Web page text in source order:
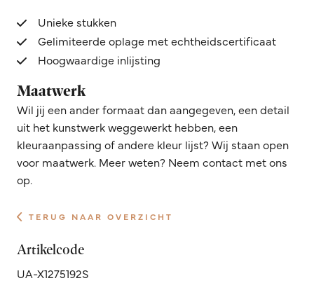
Unieke stukken
Gelimiteerde oplage met echtheidscertificaat
Hoogwaardige inlijsting
Maatwerk
Wil jij een ander formaat dan aangegeven, een detail
uit het kunstwerk weggewerkt hebben, een
kleuraanpassing of andere kleur lijst? Wij staan open
voor maatwerk. Meer weten? Neem contact met ons
op.
TERUG NAAR OVERZICHT
Artikelcode
UA-X1275192S